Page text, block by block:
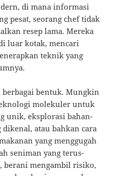
di mana informasi
pesat, seorang chef tidak
resep lama. Mereka
luar kotak, mencari
teknik yang
bentuk. Mungkin
molekuler untuk
unik, eksplorasi bahan-
atau bahkan cara
yang menggugah
seniman yang terus-
berani mengambil risiko,